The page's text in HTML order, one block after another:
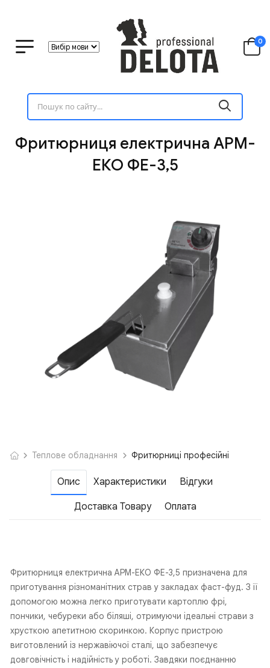
0
Фритюрниця електрична АРМ-
ЕКО ФЕ-3,5
Теплове обладнання Фритюрниці професійні
Опис Характеристики Відгуки
Доставка Товару Оплата
Фритюрниця електрична АРМ-ЕКО ФЕ-3,5 призначена для
приготування різноманітних страв у закладах фаст-фуд. З її
допомогою можна легко приготувати картоплю фрі,
пончики, чебуреки або біляші, отримуючи ідеальні страви з
хрусткою апетитною скоринкою. Корпус пристрою
виготовлений із нержавіючої сталі, що забезпечує
довговічність і надійність у роботі. Завдяки поєднанню